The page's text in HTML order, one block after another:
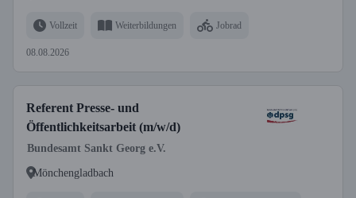
Vollzeit Weiterbildungen Jobrad
08.08.2026
Referent Presse- und
Öffentlichkeitsarbeit (m/w/d)
Bundesamt Sankt Georg e.V.
Mönchengladbach